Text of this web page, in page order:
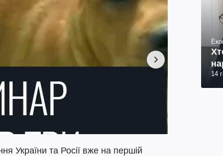
України та Росії вже на першій
14